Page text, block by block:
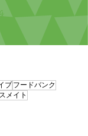
ブ フードバンク
メイト